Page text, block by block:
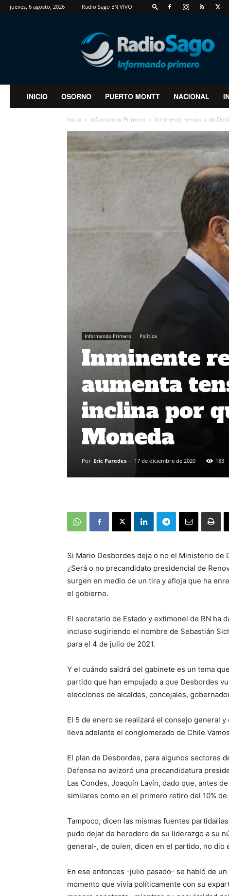
jueves, 6 agosto, 2026 Radio Sago EN VIVO
RadioSago
INICIO OSORNO PUERTO MONTT NACIONAL
Inicio Informando Primero Inminente renuncia de
Informando Primero Política
Inminente
aumenta
inclina por
Moneda
Por Eric Paredes - 17 de diciembre de 2020 183
Si Mario Desbordes deja o no el Ministerio de
¿Será o no precandidato presidencial de
surgen en medio de un tira y afloja que ha
el gobierno.
El secretario de Estado y extimonel de RN ha
incluso sugiriendo el nombre de Sebastián
para el 4 de julio de 2021.
Y el cuándo saldrá del gabinete es un tema
partido que han empujado a que Desbordes
elecciones de alcaldes, concejales,
El 5 de enero se realizará el consejo general
lleva adelante el conglomerado de Chile
El plan de Desbordes, para algunos sectores
Defensa no avizoró una precandidatura
Las Condes, Joaquín Lavín, dado que, antes
similares como en el primero retiro del 10% de
Tampoco, dicen las mismas fuentes
pudo dejar de heredero de su liderazgo a su
general-, de quien, dicen en el partido, no dio
En ese entonces -julio pasado- se habló de
momento que vivía políticamente con su